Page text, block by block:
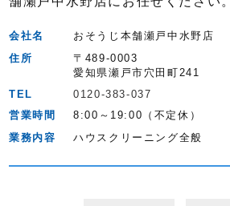
会社名
おそうじ本舗瀬戸中水野店
住所
〒489-0003
愛知県瀬戸市穴田町241
TEL
0120-383-037
営業時間
8:00～19:00（不定休）
業務内容
ハウスクリーニング全般